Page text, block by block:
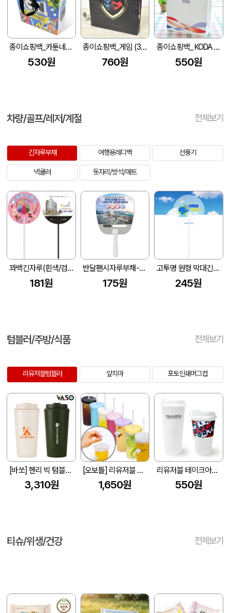
종이쇼핑백_카툰네트워크 (280x100x300mm)
530원
종이쇼핑백_게임 (390x60x400mm)
760원
종이쇼핑백_ KODA (270x110x360mm)
550원
차량/골프/레저/계절 전체보기
긴자루부채 여행용레디백 선풍기
넥쿨러 돗자리/방석/매트
꽈백긴자루(흰색/검정 250mm)부채-원형
181원
반달팬시자루부채-사각 (175*186mm)
175원
고투명 원형 막대긴자루 부채 (190*190mm)
245원
텀블러/주방/식품 전체보기
리유저블텀블러 앞치마 포토인쇄머그컵
[바쏘] 헨리 빅 텀블러 450ml
3,310원
[오보틀] 리유저블 반투명 빨대텀블러 (빨대포함) 500ml
1,650원
리유저블 테이크아웃 리필컵(냉.온가능) 종이컵, 1회용품 대용
550원
티슈/위생/건강 전체보기